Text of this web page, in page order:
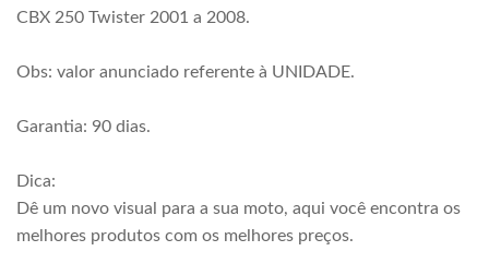
CBX 250 Twister 2001 a 2008.
Obs: valor anunciado referente à UNIDADE.
Garantia: 90 dias.
Dica:
Dê um novo visual para a sua moto, aqui você encontra os
melhores produtos com os melhores preços.